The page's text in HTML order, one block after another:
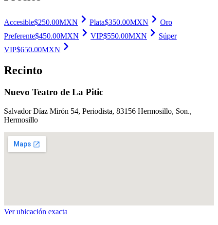
Accesible$250.00MXN Plata$350.00MXN
Oro
Preferente$450.00MXN VIP$550.00MXN
Súper
VIP$650.00MXN
Recinto
Nuevo Teatro de La Pitic
Salvador Díaz Mirón 54, Periodista, 83156 Hermosillo, Son.,
Hermosillo
Ver ubicación exacta